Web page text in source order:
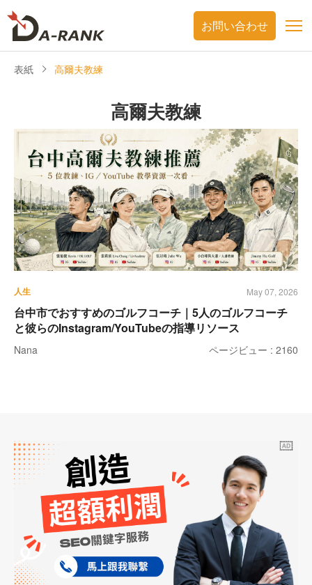
お問い合わせ
表紙 高爾夫教練
高爾夫教練
人生 May 07, 2026
台中市でおすすめのゴルフコーチ｜5人のゴルフコーチ
と彼らのInstagram/YouTubeの指導リソース
Nana ページビュー : 2160